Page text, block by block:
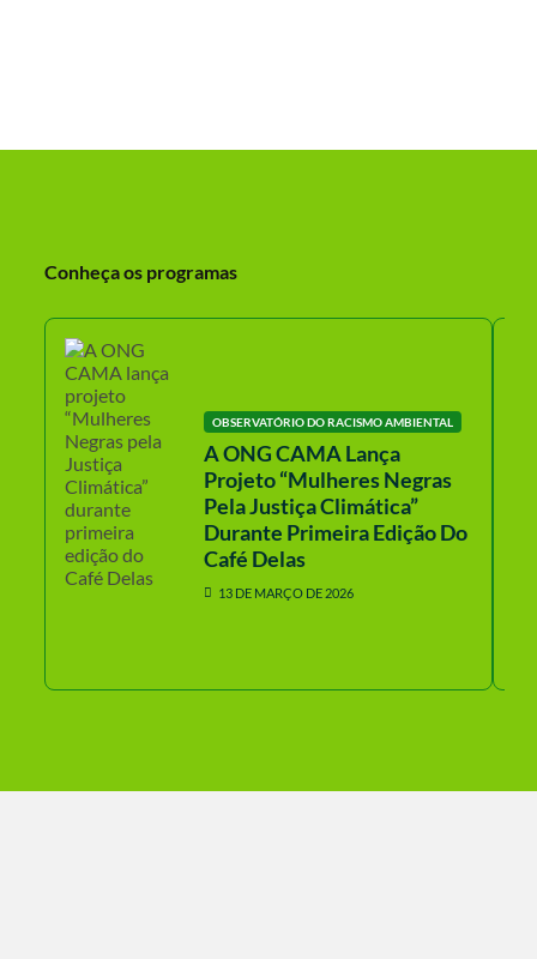
Conheça os programas
OBSERVATÓRIO DO RACISMO AMBIENTAL
A ONG CAMA Lança
Projeto “Mulheres Negras
Pela Justiça Climática”
Durante Primeira Edição Do
Café Delas
13 DE MARÇO DE 2026